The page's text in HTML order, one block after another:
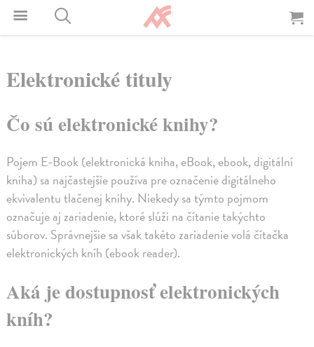
Elektronické tituly
Čo sú elektronické knihy?
Pojem E-Book (elektronická kniha, eBook, ebook, digitální
kniha) sa najčastejšie používa pre označenie digitálneho
ekvivalentu tlačenej knihy. Niekedy sa týmto pojmom
označuje aj zariadenie, ktoré slúži na čítanie takýchto
súborov. Správnejšie sa však takéto zariadenie volá čítačka
elektronických kníh (ebook reader).
Aká je dostupnosť elektronických
kníh?